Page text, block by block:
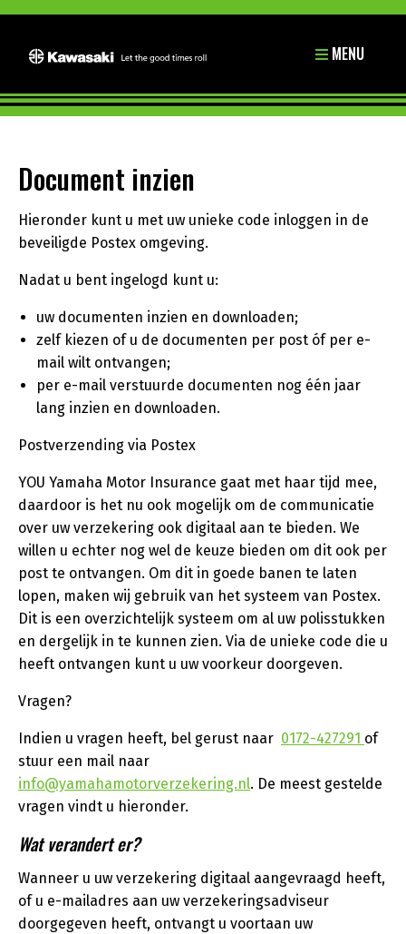
MENU
Document inzien
Hieronder kunt u met uw unieke code inloggen in de
beveiligde Postex omgeving.
Nadat u bent ingelogd kunt u:
uw documenten inzien en downloaden;
zelf kiezen of u de documenten per post óf per e-
mail wilt ontvangen;
per e-mail verstuurde documenten nog één jaar
lang inzien en downloaden.
Postverzending via Postex
YOU Yamaha Motor Insurance gaat met haar tijd mee,
daardoor is het nu ook mogelijk om de communicatie
over uw verzekering ook digitaal aan te bieden. We
willen u echter nog wel de keuze bieden om dit ook per
post te ontvangen. Om dit in goede banen te laten
lopen, maken wij gebruik van het systeem van Postex.
Dit is een overzichtelijk systeem om al uw polisstukken
en dergelijk in te kunnen zien. Via de unieke code die u
heeft ontvangen kunt u uw voorkeur doorgeven.
Vragen?
Indien u vragen heeft, bel gerust naar 0172-427291 of
stuur een mail naar
info@yamahamotorverzekering.nl. De meest gestelde
vragen vindt u hieronder.
Wat verandert er?
Wanneer u uw verzekering digitaal aangevraagd heeft,
of u e-mailadres aan uw verzekeringsadviseur
doorgegeven heeft, ontvangt u voortaan uw